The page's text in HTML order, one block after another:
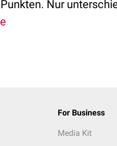
Nur
For Business
Media Kit